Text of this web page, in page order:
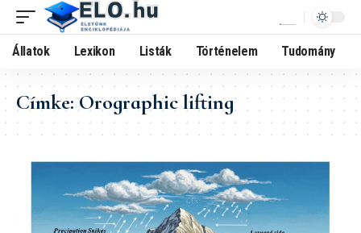
Állatok Lexikon Listák Történelem Tudomány
Címke:Orographic lifting